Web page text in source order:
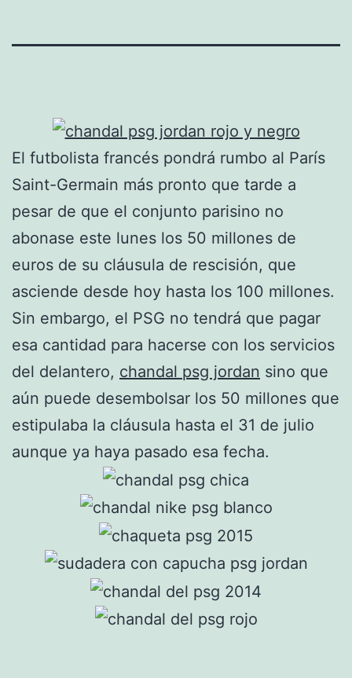
El futbolista francés pondrá rumbo al París
Saint-Germain más pronto que tarde a
pesar de que el conjunto parisino no
abonase este lunes los 50 millones de
euros de su cláusula de rescisión, que
asciende desde hoy hasta los 100 millones.
Sin embargo, el PSG no tendrá que pagar
esa cantidad para hacerse con los servicios
del delantero, chandal psg jordan sino que
aún puede desembolsar los 50 millones que
estipulaba la cláusula hasta el 31 de julio
aunque ya haya pasado esa fecha.